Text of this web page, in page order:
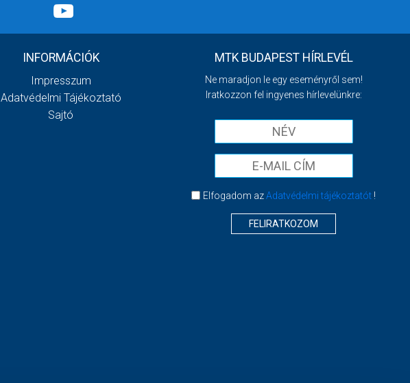
INFORMÁCIÓK
Impresszum
Adatvédelmi Tájékoztató
Sajtó
MTK BUDAPEST HÍRLEVÉL
Ne maradjon le egy eseményről sem!
Iratkozzon fel ingyenes hírlevelünkre:
Elfogadom azAdatvédelmi tájékoztatót !
FELIRATKOZOM